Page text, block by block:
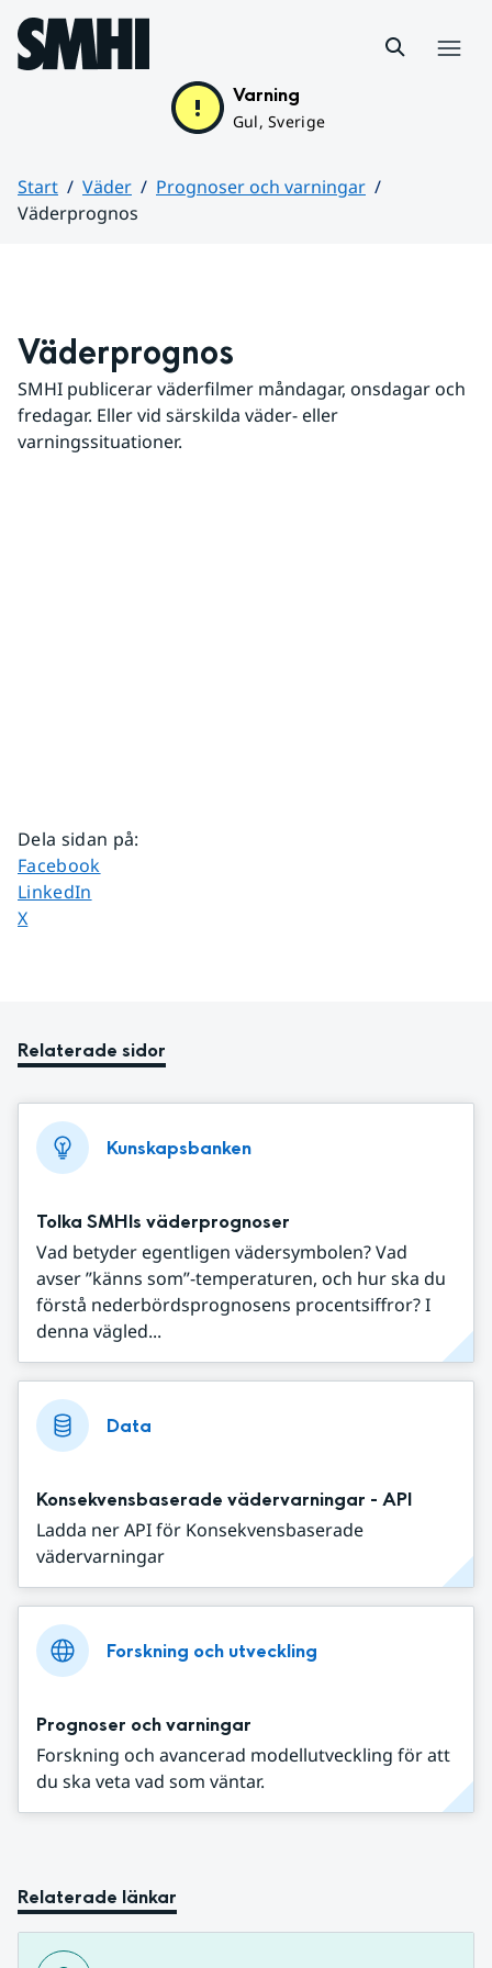
Hoppa till sidans innehåll
Varning
Gul, Sverige
Start Väder
Prognoser och varningar
Väderprognos
Väderprognos
SMHI publicerar väderfilmer måndagar, onsdagar och
fredagar. Eller vid särskilda väder- eller
varningssituationer.
Dela sidan på:
Dela sidan på
Facebook
Dela sidan på
LinkedIn
Dela sidan på
X
Relaterade sidor
Kunskapsbanken
Tolka SMHIs väderprognoser
Vad betyder egentligen vädersymbolen? Vad
avser ”känns som”-temperaturen, och hur ska du
förstå nederbördsprognosens procentsiffror? I
denna vägled...
Data
Konsekvensbaserade vädervarningar - API
Ladda ner API för Konsekvensbaserade
vädervarningar
Forskning och utveckling
Prognoser och varningar
Forskning och avancerad modellutveckling för att
du ska veta vad som väntar.
Relaterade länkar